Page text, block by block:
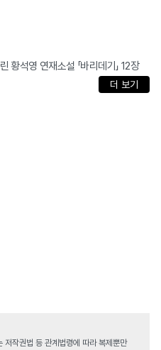
황석영 연재소설 「바리데기」 12장
더 보기
저작권법 등 관계법령에 따라 복제뿐만